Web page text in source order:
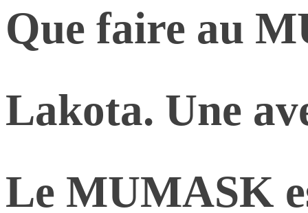
Que faire au
Lakota. Une
Le MUMASK